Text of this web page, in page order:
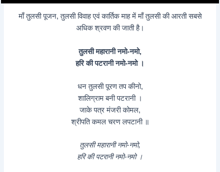
माँ तुलसी पूजन, तुलसी विवाह एवं कार्तिक माह में माँ तुलसी की आरती सबसे
अधिक श्रवण की जाती है।
तुलसी महारानी नमो-नमो,
हरि की पटरानी नमो-नमो ।
धन तुलसी पूरण तप कीनो,
शालिग्राम बनी पटरानी ।
जाके पत्र मंजरी कोमल,
श्रीपति कमल चरण लपटानी ॥
तुलसी महारानी नमो-नमो,
हरि की पटरानी नमो-नमो ।